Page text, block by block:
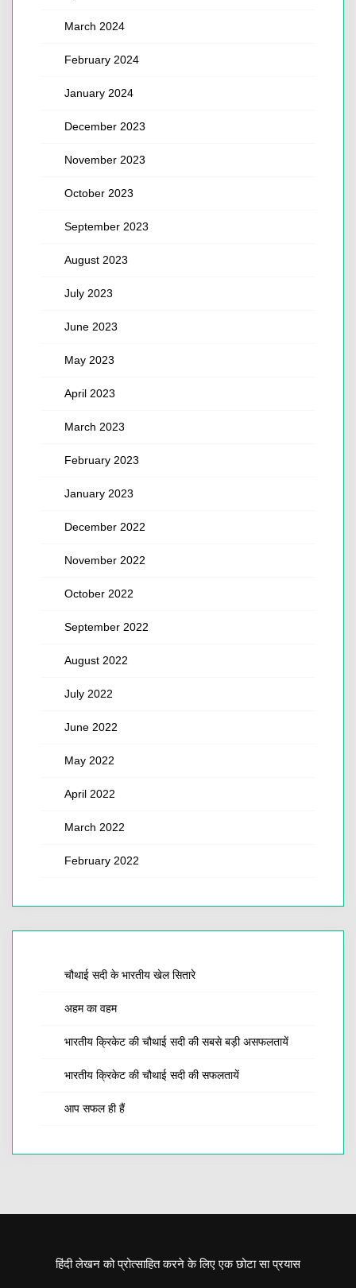
March 2024
February 2024
January 2024
December 2023
November 2023
October 2023
September 2023
August 2023
July 2023
June 2023
May 2023
April 2023
March 2023
February 2023
January 2023
December 2022
November 2022
October 2022
September 2022
August 2022
July 2022
June 2022
May 2022
April 2022
March 2022
February 2022
चौथाई सदी के भारतीय खेल सितारे
अहम का वहम
भारतीय क्रिकेट की चौथाई सदी की सबसे बड़ी असफलतायें
भारतीय क्रिकेट की चौथाई सदी की सफलतायें
आप सफल ही हैं
हिंदी लेखन को प्रोत्साहित करने के लिए एक छोटा सा प्रयास